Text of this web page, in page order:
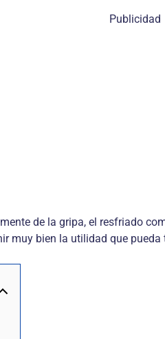
Publicidad
de la gripa, el resfriado
muy bien la utilidad que